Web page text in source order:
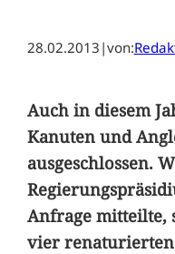
28.02.2013 |von:
Auch in diesem
Kanuten und
ausgeschlossen.
Anfrage mitteilte,
vier renaturierten